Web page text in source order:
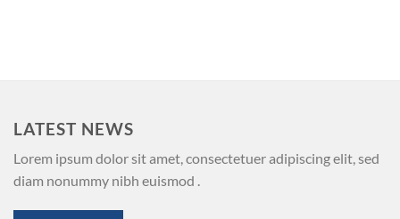
LATEST NEWS
Lorem ipsum dolor sit amet, consectetuer adipiscing elit, sed
diam nonummy nibh euismod .